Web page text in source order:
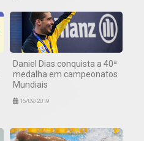
Daniel Dias conquista a 40ª
medalha em campeonatos
Mundiais
16/09/2019